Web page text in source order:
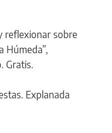
reflexionar sobre
Húmeda”,
Gratis.
Explanada